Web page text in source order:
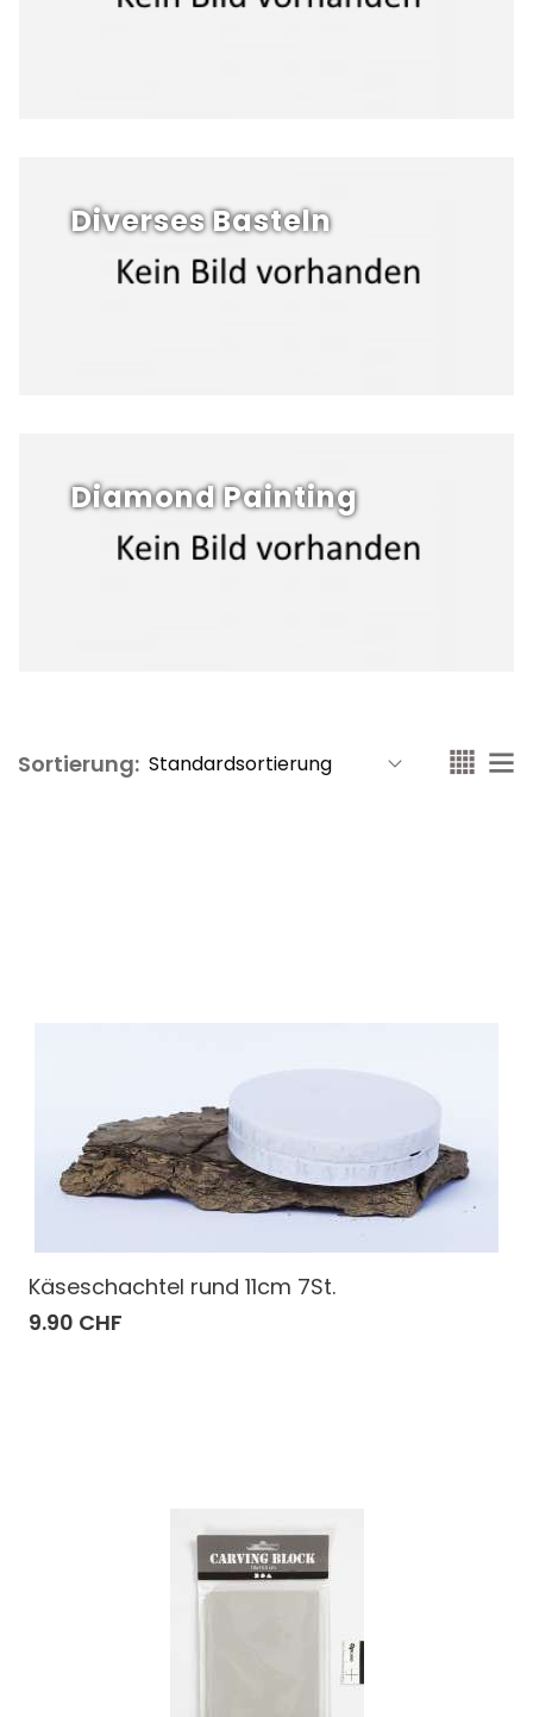
Diverses Basteln
Diamond Painting
Sortierung:
Käseschachtel rund 11cm 7St.
9.90 CHF